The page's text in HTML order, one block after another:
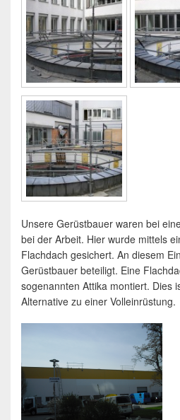
Unsere Gerüstbauer waren bei
bei der Arbeit. Hier wurde mittels
Flachdach gesichert. An diesem
Gerüstbauer beteiligt. Eine
sogenannten Attika montiert. Dies
Alternative zu einer Volleinrüstung.